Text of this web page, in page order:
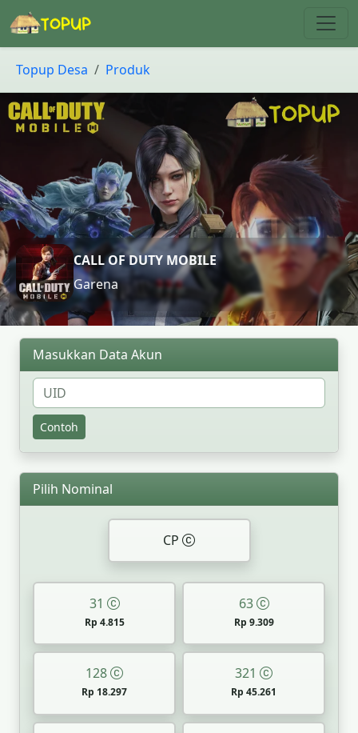
Topup Desa Produk
CALL OF DUTY MOBILE
Garena
Masukkan Data Akun
Contoh
Pilih Nominal
CP
31
Rp 4.815
63
Rp 9.309
128
Rp 18.297
321
Rp 45.261